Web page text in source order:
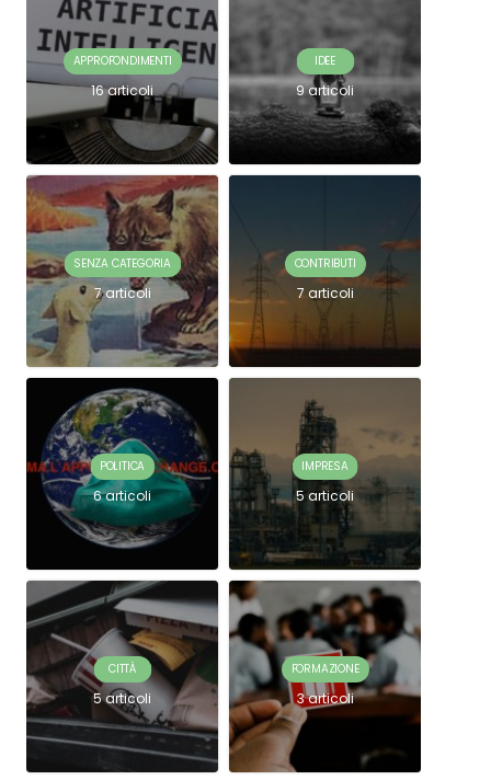
APPROFONDIMENTI
16 articoli
IDEE
9 articoli
SENZA CATEGORIA
7 articoli
CONTRIBUTI
7 articoli
POLITICA
6 articoli
IMPRESA
5 articoli
CITTÀ
5 articoli
FORMAZIONE
3 articoli